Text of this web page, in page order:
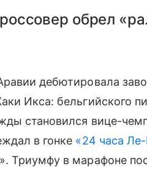
обрел
дебютировала
Икса: бельгийского
становился вице-
в гонке «24 часа
Триумфу в марафоне